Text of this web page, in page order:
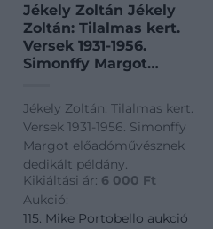
Jékely Zoltán Jékely
Zoltán: Tilalmas kert.
Versek 1931-1956.
Simonffy Margot
Jékely Zoltán: Tilalmas kert.
Versek 1931-1956. Simonffy
Margot előadóművésznek
dedikált példány.
Kikiáltási ár: 6 000 Ft
Aukció:
115. Mike Portobello aukció